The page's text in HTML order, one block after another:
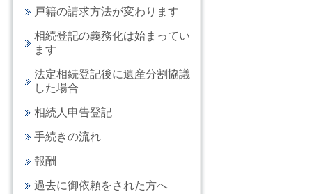
戸籍の請求方法が変わります
相続登記の義務化は始まってい
ます
法定相続登記後に遺産分割協議
した場合
相続人申告登記
手続きの流れ
報酬
過去に御依頼をされた方へ